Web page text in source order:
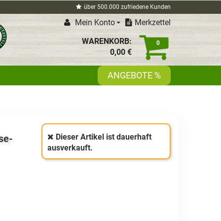
über 500.000 zufriedene Kunden
Mein Konto Merkzettel
0
WARENKORB:
0,00 €
ANGEBOTE %
Dieser Artikel ist dauerhaft
ausverkauft.